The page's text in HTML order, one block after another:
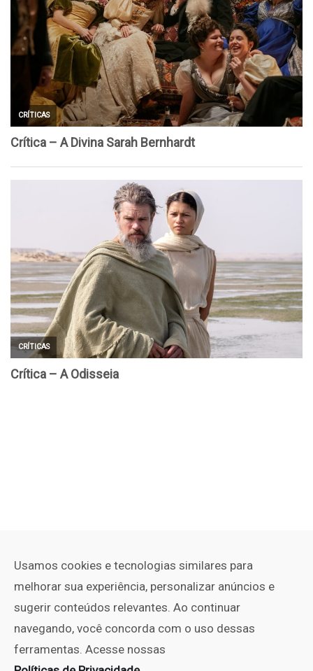
Usamos cookies e tecnologias similares para
melhorar sua experiência, personalizar anúncios e
sugerir conteúdos relevantes. Ao continuar
navegando, você concorda com o uso dessas
ferramentas. Acesse nossas